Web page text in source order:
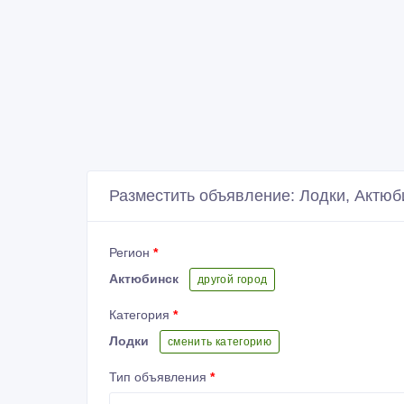
Разместить объявление: Лодки,
Регион *
Актюбинск
другой город
Категория *
Лодки
сменить категорию
Тип объявления *